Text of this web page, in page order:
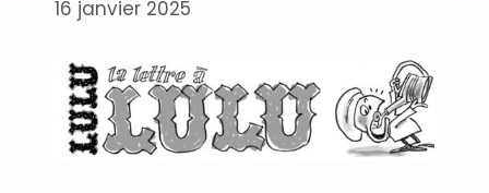
16 janvier 2025